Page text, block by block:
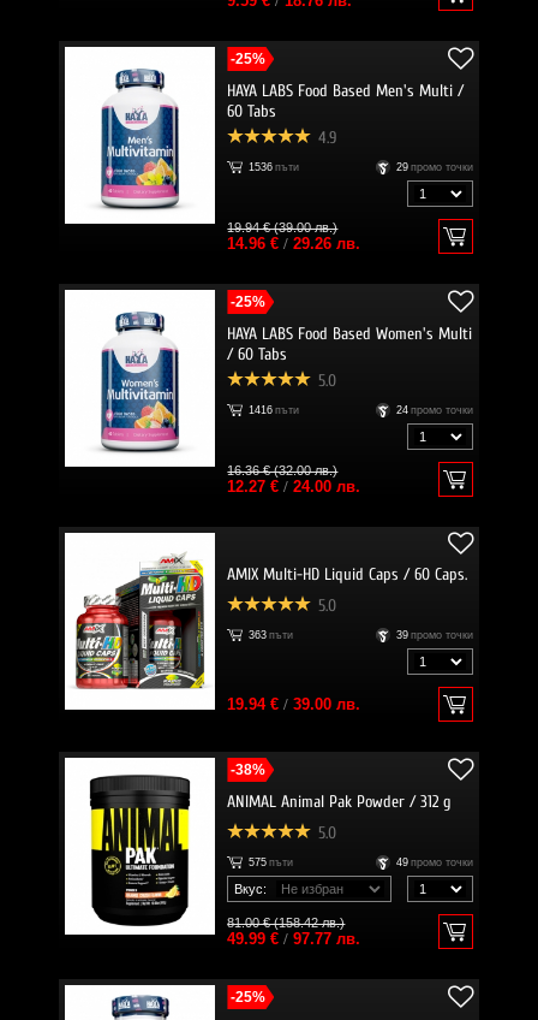
-25%
HAYA LABS Food Based Men's Multi /
60 Tabs
4.9
1536 пъти 29 промо точки
19.94 € (39.00 лв.)
14.96 €/ 29.26 лв.
-25%
HAYA LABS Food Based Women's Multi
/ 60 Tabs
5.0
1416 пъти 24 промо точки
16.36 € (32.00 лв.)
12.27 €/ 24.00 лв.
AMIX Multi-HD Liquid Caps / 60 Caps.
5.0
363 пъти 39 промо точки
19.94 €/ 39.00 лв.
-38%
ANIMAL Animal Pak Powder / 312 g
5.0
575 пъти 49 промо точки
Вкус:
81.00 € (158.42 лв.)
49.99 €/ 97.77 лв.
-25%